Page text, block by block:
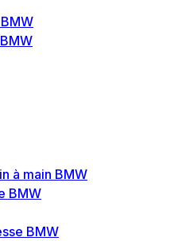
à main BMW
BMW
BMW